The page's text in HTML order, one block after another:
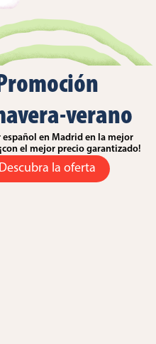
verano
español en Madrid en la mejor
el mejor precio garantizado!
Descubra la oferta